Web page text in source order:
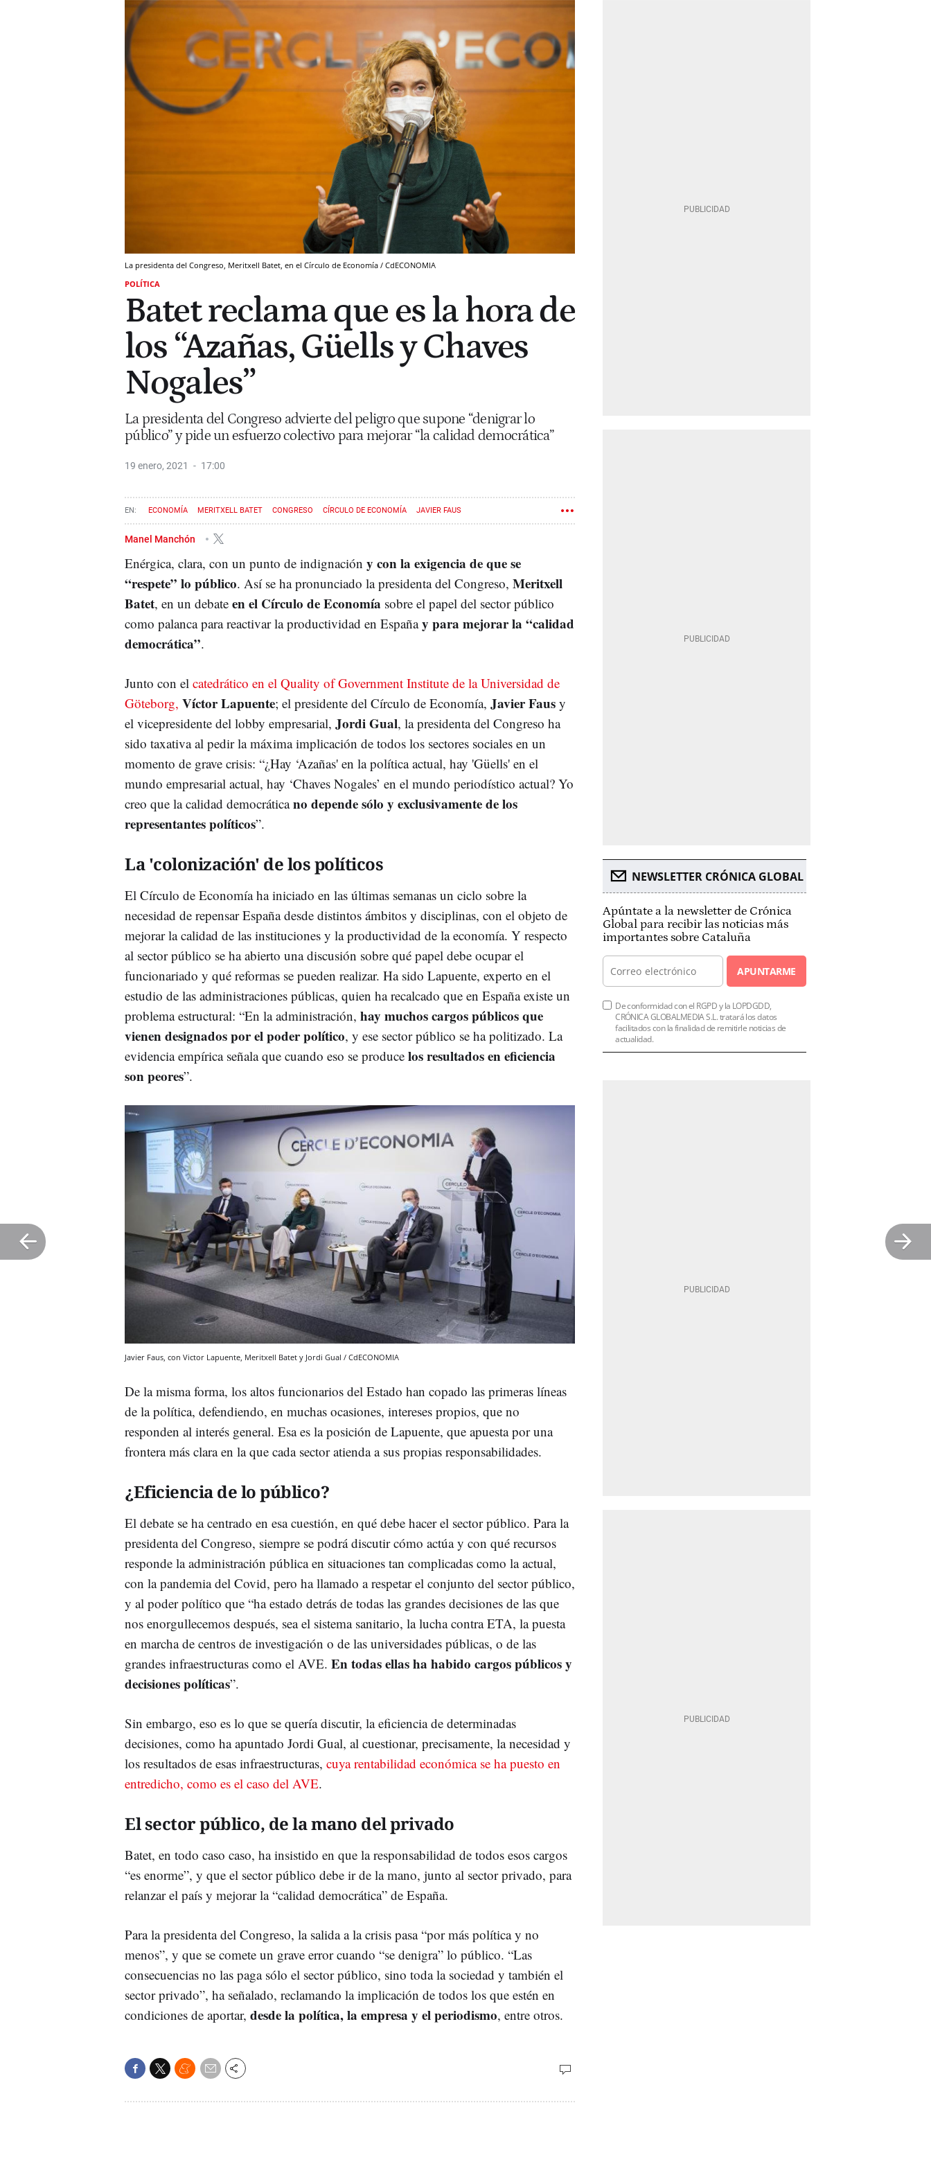
La presidenta del Congreso, Meritxell Batet, en el Círculo de Economía / CdECONOMIA
POLÍTICA
Batet reclama que es la hora de
los “Azañas, Güells y Chaves
Nogales”
La presidenta del Congreso advierte del peligro que supone “denigrar lo
público” y pide un esfuerzo colectivo para mejorar “la calidad democrática”
19 enero, 2021 17:00
ECONOMÍA MERITXELL BATET CONGRESO CÍRCULO DE ECONOMÍA JAVIER FAUS
Manel Manchón
Enérgica, clara, con un punto de indignación y con la exigencia de que se
“respete” lo público. Así se ha pronunciado la presidenta del Congreso, Meritxell
Batet, en un debate en el Círculo de Economía sobre el papel del sector público
como palanca para reactivar la productividad en Españay para mejorar la “calidad
democrática”.
Junto con el catedrático en el Quality of Government Institute de la Universidad de
Göteborg, Víctor Lapuente; el presidente del Círculo de Economía, Javier Faus y
el vicepresidente del lobby empresarial, Jordi Gual, la presidenta del Congreso ha
sido taxativa al pedir la máxima implicación de todos los sectores sociales en un
momento de grave crisis: “¿Hay ‘Azañas' en la política actual, hay 'Güells' en el
mundo empresarial actual, hay ‘Chaves Nogales’ en el mundo periodístico actual? Yo
creo que la calidad democráticano depende sólo y exclusivamente de los
representantes políticos”.
La 'colonización' de los políticos
El Círculo de Economía ha iniciado en las últimas semanas un ciclo sobre la
necesidad de repensar España desde distintos ámbitos y disciplinas, con el objeto de
mejorar la calidad de las instituciones y la productividad de la economía. Y respecto
al sector público se ha abierto una discusión sobre qué papel debe ocupar el
funcionariado y qué reformas se pueden realizar. Ha sido Lapuente, experto en el
estudio de las administraciones públicas, quien ha recalcado que en España existe un
problema estructural: “En la administración, hay muchos cargos públicos que
vienen designados por el poder político, y ese sector público se ha politizado. La
evidencia empírica señala que cuando eso se produce los resultados en eficiencia
son peores”.
Javier Faus, con Victor Lapuente, Meritxell Batet y Jordi Gual / CdECONOMIA
De la misma forma, los altos funcionarios del Estado han copado las primeras líneas
de la política, defendiendo, en muchas ocasiones, intereses propios, que no
responden al interés general. Esa es la posición de Lapuente, que apuesta por una
frontera más clara en la que cada sector atienda a sus propias responsabilidades.
¿Eficiencia de lo público?
El debate se ha centrado en esa cuestión, en qué debe hacer el sector público. Para la
presidenta del Congreso, siempre se podrá discutir cómo actúa y con qué recursos
responde la administración pública en situaciones tan complicadas como la actual,
con la pandemia del Covid, pero ha llamado a respetar el conjunto del sector público,
y al poder político que “ha estado detrás de todas las grandes decisiones de las que
nos enorgullecemos después, sea el sistema sanitario, la lucha contra ETA, la puesta
en marcha de centros de investigación o de las universidades públicas, o de las
grandes infraestructuras como el AVE. En todas ellas ha habido cargos públicos y
decisiones políticas”.
Sin embargo, eso es lo que se quería discutir, la eficiencia de determinadas
decisiones, como ha apuntado Jordi Gual, al cuestionar, precisamente, la necesidad y
los resultados de esas infraestructuras, cuya rentabilidad económica se ha puesto en
entredicho, como es el caso del AVE.
El sector público, de la mano del privado
Batet, en todo caso caso, ha insistido en que la responsabilidad de todos esos cargos
“es enorme”, y que el sector público debe ir de la mano, junto al sector privado, para
relanzar el país y mejorar la “calidad democrática” de España.
Para la presidenta del Congreso, la salida a la crisis pasa “por más política y no
menos”, y que se comete un grave error cuando “se denigra” lo público. “Las
consecuencias no las paga sólo el sector público, sino toda la sociedad y también el
sector privado”, ha señalado, reclamando la implicación de todos los que estén en
condiciones de aportar, desde la política, la empresa y el periodismo, entre otros.
NEWSLETTER CRÓNICA GLOBAL
Apúntate a la newsletter de Crónica
Global para recibir las noticias más
importantes sobre Cataluña
APUNTARME
De conformidad con el RGPD y la LOPDGDD,
CRÓNICA GLOBALMEDIA S.L. tratará los datos
facilitados con la finalidad de remitirle noticias de
actualidad.